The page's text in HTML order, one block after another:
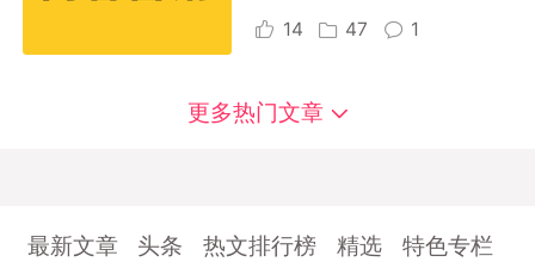
14 47 1
更多热门文章
最新文章 头条 热文排行榜 精选
特色专栏